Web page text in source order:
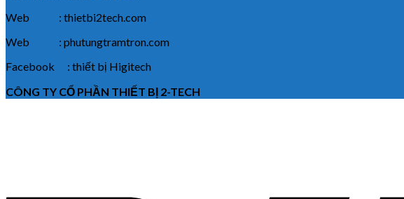
Web : thietbi2tech.com
Web : phutungtramtron.com
Facebook : thiết bị Higitech
CÔNG TY CỔ PHẦN THIẾT BỊ 2-TECH